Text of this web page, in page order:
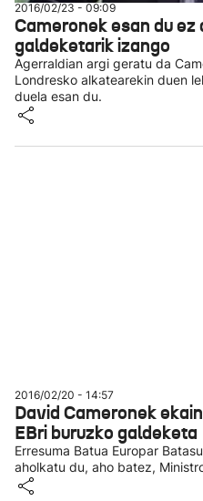
2016/02/23 - 09:09
Cameronek esan du ez
galdeketarik izango
Agerraldian argi geratu da
Londresko alkatearekin duen
duela esan du.
2016/02/20 - 14:57
David Cameronek
EBri buruzko galdeketa
Erresuma Batua Europar
aholkatu du, aho batez,